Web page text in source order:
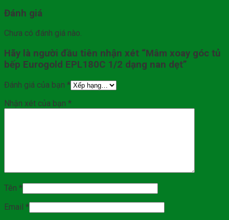
Đánh giá
Chưa có đánh giá nào.
Hãy là người đầu tiên nhận xét “Mâm xoay góc tủ
bếp Eurogold EPL180C 1/2 dạng nan dẹt”
Đánh giá của bạn *
Nhận xét của bạn *
Tên *
Email *